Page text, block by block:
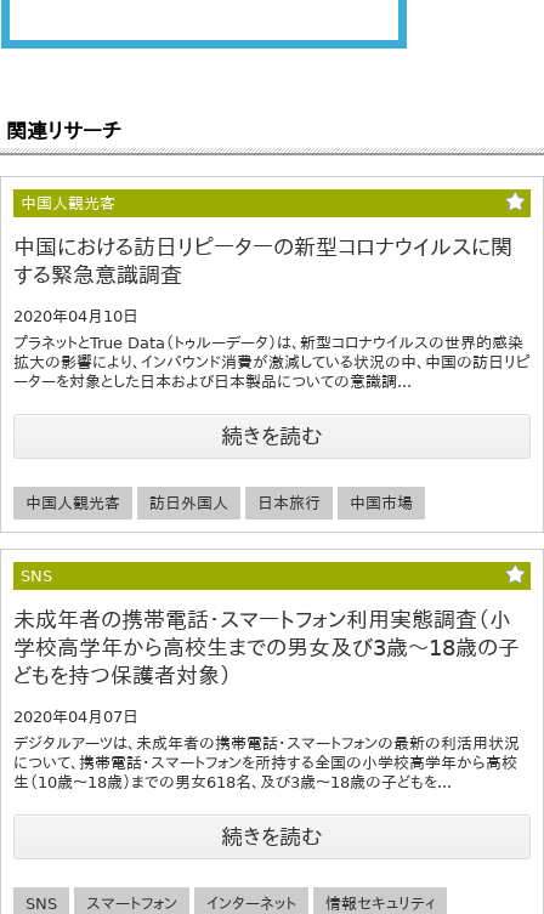
関連リサーチ
中国人観光客
中国における訪日リピーターの新型コロナウイルスに関
する緊急意識調査
2020年04月10日
プラネットとTrue Data（トゥルーデータ）は、新型コロナウイルスの世界的感染
拡大の影響により、インバウンド消費が激減している状況の中、中国の訪日リピ
ーターを対象とした日本および日本製品についての意識調...
続きを読む
中国人観光客 訪日外国人 日本旅行 中国市場
SNS
未成年者の携帯電話・スマートフォン利用実態調査（小
学校高学年から高校生までの男女及び3歳～18歳の子
どもを持つ保護者対象）
2020年04月07日
デジタルアーツは、未成年者の携帯電話・スマートフォンの最新の利活用状況
について、携帯電話・スマートフォンを所持する全国の小学校高学年から高校
生（10歳～18歳）までの男女618名、及び3歳～18歳の子どもを...
続きを読む
SNS スマートフォン インターネット 情報セキュリティ